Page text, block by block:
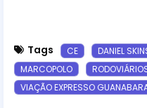
Tags CE DANIEL
MARCOPOLO
VIAÇÃO EXPRESSO